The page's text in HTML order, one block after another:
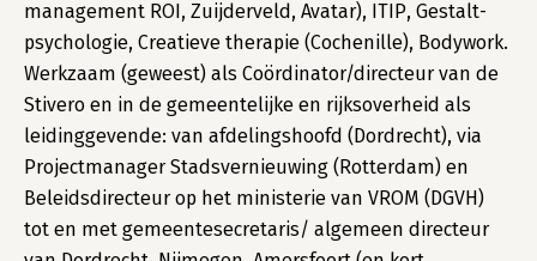
management ROI, Zuijderveld, Avatar), ITIP, Gestalt-
psychologie, Creatieve therapie (Cochenille), Bodywork.
Werkzaam (geweest) als Coördinator/directeur van de
Stivero en in de gemeentelijke en rijksoverheid als
leidinggevende: van afdelingshoofd (Dordrecht), via
Projectmanager Stadsvernieuwing (Rotterdam) en
Beleidsdirecteur op het ministerie van VROM (DGVH)
tot en met gemeentesecretaris/ algemeen directeur